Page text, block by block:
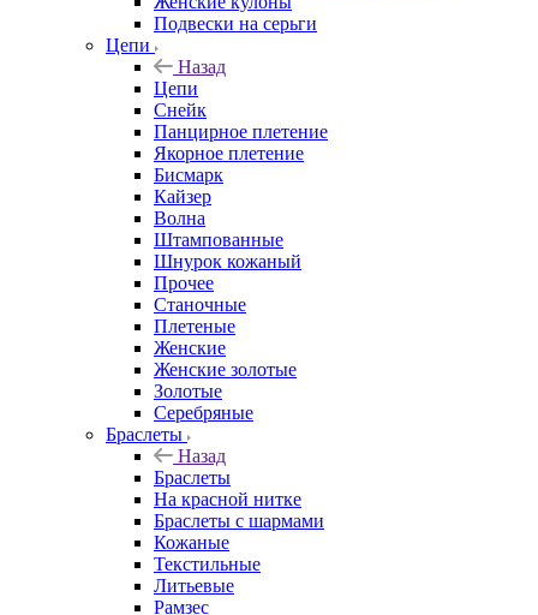
Подвески на серьги
Цепи
Назад
Цепи
Снейк
Панцирное плетение
Якорное плетение
Бисмарк
Кайзер
Волна
Штампованные
Шнурок кожаный
Прочее
Станочные
Плетеные
Женские
Женские золотые
Золотые
Серебряные
Браслеты
Назад
Браслеты
На красной нитке
Браслеты с шармами
Кожаные
Текстильные
Литьевые
Рамзес